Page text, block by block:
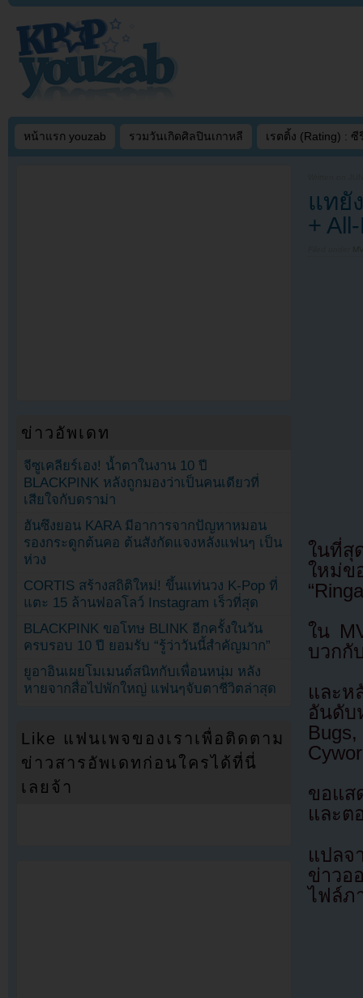
หน้าแรก youzab รวมวันเกิดศิลปินเกาหลี เรตติ้ง (Rating) : ซี
แทยั
+
ในที่สุ
ใหม่ข
ใน
บวกกั
และห
อันดับ
ขอแส
และต
แปลจ
ข่าว
ไฟล์ภ
ข่าวอัพเดท
จีซูเคลียร์เอง! น้ำตาในงาน 10 ปี
BLACKPINK หลังถูกมองว่าเป็นคนเดียวที่
เสียใจกับดราม่า
ฮันซึงยอน KARA มีอาการจากปัญหาหมอน
รองกระดูกต้นคอ ต้นสังกัดแจงหลังแฟนๆ เป็น
ห่วง
CORTIS สร้างสถิติใหม่! ขึ้นแท่นวง K-Pop ที่
แตะ 15 ล้านฟอลโลว์ Instagram เร็วที่สุด
BLACKPINK ขอโทษ BLINK อีกครั้งในวัน
ครบรอบ 10 ปี ยอมรับ “รู้ว่าวันนี้สำคัญมาก”
ยูอาอินเผยโมเมนต์สนิทกับเพื่อนหนุ่ม หลัง
หายจากสื่อไปพักใหญ่ แฟนๆจับตาชีวิตล่าสุด
Like แฟนเพจของเราเพื่อติดตาม
ข่าวสารอัพเดทก่อนใครได้ที่นี่
เลยจ้า